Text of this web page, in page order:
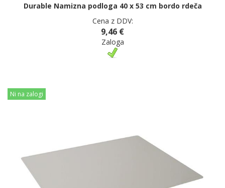
Durable Namizna podloga 40 x 53 cm bordo rdeča
Cena z DDV:
9,46 €
Zaloga
Ni na zalogi